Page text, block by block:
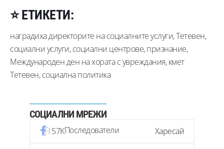
⭐ЕТИКЕТИ:
наградиха директорите на социалните услуги, Тетевен,
социални услуги, социални центрове, признание,
Международен ден на хората с увреждания, кмет
Тетевен, социална политика
СОЦИАЛНИ МРЕЖИ
57KПоследователи Харесай